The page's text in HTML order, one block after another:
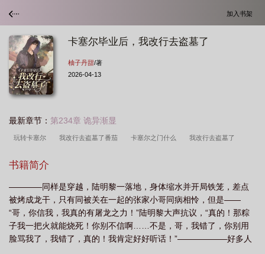
加入书架
卡塞尔毕业后，我改行去盗墓了
柚子丹甜/著
2026-04-13
最新章节： 第234章 诡异渐显
玩转卡塞尔 我改行去盗墓了番茄 卡塞尔之门什么 我改行去盗墓了
墓了txt全文
丹甜 卡塞尔...我来了 我改行去盗墓了吗 卡塞尔学院 我改行去盗墓了txt
百度 卡塞尔学校 nba卡塞尔 卡塞尔毕业后 卡塞尔之战 卡塞尔毕业
后我改行去盗墓了 卡塞尔是个怎样的人 我改行去盗墓了txt 卡塞尔
之 卡塞尔SSR十大最强角色 卡塞尔日常 卡塞尔我来了是什么 我改行去
书籍简介
————同样是穿越，陆明黎一落地，身体缩水并开局铁笼，差点
被烤成龙干，只有同被关在一起的张家小哥同病相怜，但是——
“哥，你信我，我真的有屠龙之力！”陆明黎大声抗议，“真的！那粽
子我一把火就能烧死！你别不信啊……不是，哥，我错了，你别用
脸骂我了，我错了，真的！我肯定好好听话！”——————好多人